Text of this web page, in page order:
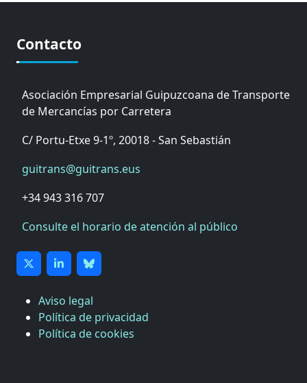
Contacto
Asociación Empresarial Guipuzcoana de Transporte
de Mercancías por Carretera
C/ Portu-Etxe 9-1º, 20018 - San Sebastián
guitrans@guitrans.eus
+34 943 316 707
Consulte el horario de atención al público
Aviso legal
Política de privacidad
Política de cookies